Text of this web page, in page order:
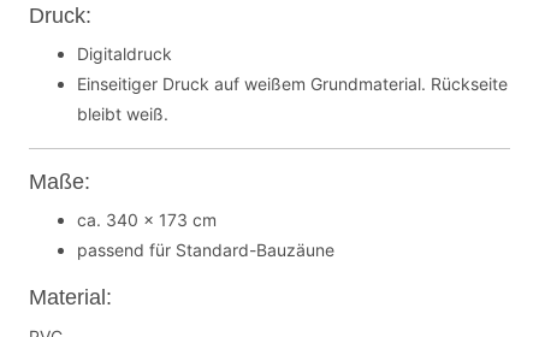
Druck:
Digitaldruck
Einseitiger Druck auf weißem Grundmaterial. Rückseite
bleibt weiß.
Maße:
ca. 340 x 173 cm
passend für Standard-Bauzäune
Material: